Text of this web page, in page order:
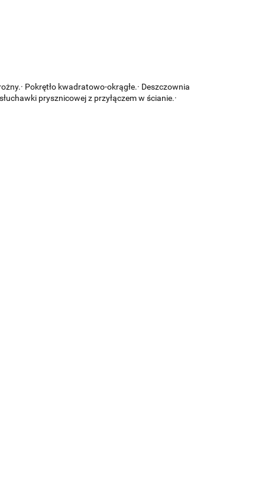
Pokrętło kwadratowo-okrągłe.· Deszczownia
prysznicowej z przyłączem w ścianie.·